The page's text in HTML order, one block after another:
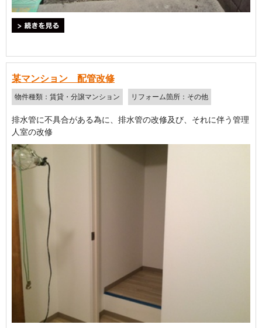
某マンション 配管改修
物件種類：賃貸・分譲マンション リフォーム箇所：その他
排水管に不具合がある為に、排水管の改修及び、それに伴う管理
人室の改修